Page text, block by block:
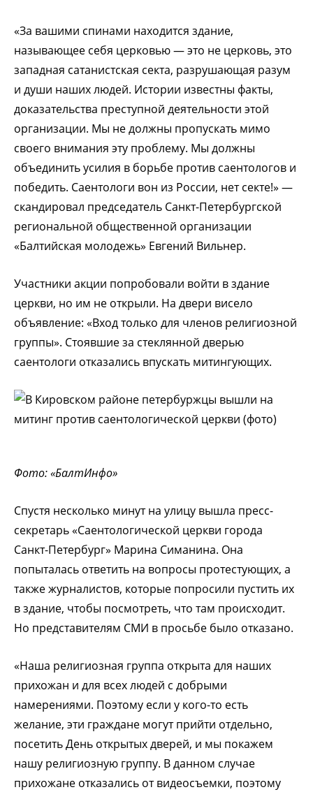
«За вашими спинами находится здание,
называющее себя церковью — это не церковь, это
западная сатанистская секта, разрушающая разум
и души наших людей. Истории известны факты,
доказательства преступной деятельности этой
организации. Мы не должны пропускать мимо
своего внимания эту проблему. Мы должны
объединить усилия в борьбе против саентологов и
победить. Саентологи вон из России, нет секте!» —
скандировал председатель Санкт-Петербургской
региональной общественной организации
«Балтийская молодежь» Евгений Вильнер.
Участники акции попробовали войти в здание
церкви, но им не открыли. На двери висело
объявление: «Вход только для членов религиозной
группы». Стоявшие за стеклянной дверью
саентологи отказались впускать митингующих.
Фото: «БалтИнфо»
Спустя несколько минут на улицу вышла пресс-
секретарь «Саентологической церкви города
Санкт-Петербург» Марина Симанина. Она
попыталась ответить на вопросы протестующих, а
также журналистов, которые попросили пустить их
в здание, чтобы посмотреть, что там происходит.
Но представителям СМИ в просьбе было отказано.
«Наша религиозная группа открыта для наших
прихожан и для всех людей с добрыми
намерениями. Поэтому если у кого-то есть
желание, эти граждане могут прийти отдельно,
посетить День открытых дверей, и мы покажем
нашу религиозную группу. В данном случае
прихожане отказались от видеосъемки, поэтому